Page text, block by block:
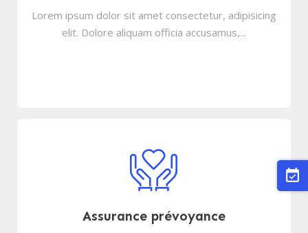
Lorem ipsum dolor sit amet consectetur, adipisicing
elit. Dolore aliquam officia accusamus,...
Assurance prévoyance
event_available